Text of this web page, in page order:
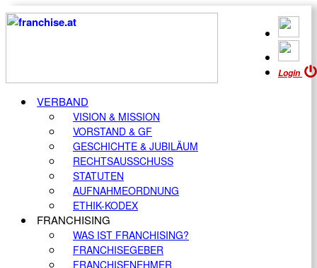
Login
VERBAND
VISION & MISSION
VORSTAND & GF
GESCHICHTE & JUBILÄUM
RECHTSAUSSCHUSS
STATUTEN
AUFNAHMEORDNUNG
ETHIK-KODEX
FRANCHISING
WAS IST FRANCHISING?
FRANCHISEGEBER
FRANCHISENEHMER